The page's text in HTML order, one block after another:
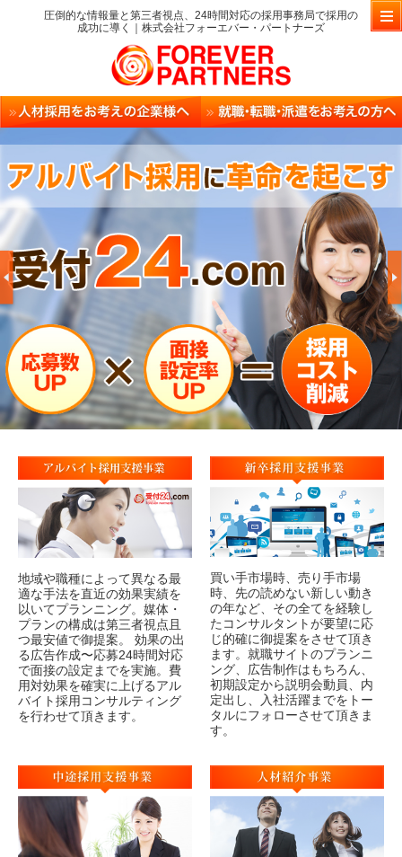
圧倒的な情報量と第三者視点、24時間対応の採用事務局で採用の
成功に導く｜株式会社フォーエバー・パートナーズ
地域や職種によって異なる最
適な手法を直近の効果実績を
以いてプランニング。媒体・
プランの構成は第三者視点且
つ最安値で御提案。 効果の出
る広告作成〜応募24時間対応
で面接の設定までを実施。費
用対効果を確実に上げるアル
バイト採用コンサルティング
を行わせて頂きます。
買い手市場時、売り手市場
時、先の読めない新しい動き
の年など、その全てを経験し
たコンサルタントが要望に応
じ的確に御提案をさせて頂き
ます。就職サイトのプランニ
ング、広告制作はもちろん、
初期設定から説明会動員、内
定出し、入社活躍までをトー
タルにフォローさせて頂きま
す。